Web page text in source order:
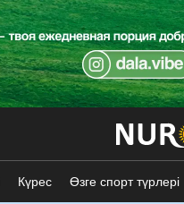
Күрес Өзге спорт түрлері